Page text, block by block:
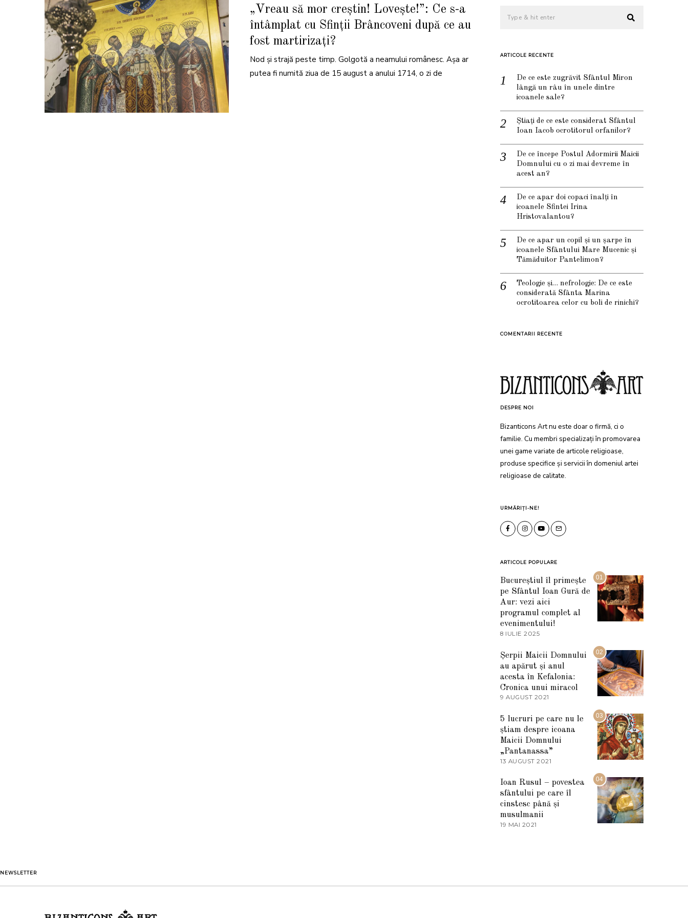
U
U
S
2
2
„Vreau să mor creştin! Loveşte!”: Ce s-a
întâmplat cu Sfinții Brâncoveni după ce au
fost martirizați?
Nod și strajă peste timp. Golgotă a neamului românesc. Așa ar
putea fi numită ziua de 15 august a anului 1714, o zi de
ARTICOLE RECENTE
De ce este zugrăvit Sfântul Miron
lângă un râu în unele dintre
icoanele sale?
Știați de ce este considerat Sfântul
Ioan Iacob ocrotitorul orfanilor?
De ce începe Postul Adormirii Maicii
Domnului cu o zi mai devreme în
acest an?
De ce apar doi copaci înalți în
icoanele Sfintei Irina
Hristovalantou?
De ce apar un copil și un șarpe în
icoanele Sfântului Mare Mucenic și
Tămăduitor Pantelimon?
Teologie și… nefrologie: De ce este
considerată Sfânta Marina
ocrotitoarea celor cu boli de rinichi?
COMENTARII RECENTE
DESPRE NOI
Bizanticons Art nu este doar o firmă, ci o
familie. Cu membri specializați în promovarea
unei game variate de articole religioase,
produse specifice și servicii în domeniul artei
religioase de calitate.
URMĂRIȚI-NE!
ARTICOLE POPULARE
01
Bucureștiul îl primește
pe Sfântul Ioan Gură de
Aur: vezi aici
programul complet al
evenimentului!
8 IULIE 2025
U
L
I
2
0
5
02
Șerpii Maicii Domnului
au apărut și anul
acesta în Kefalonia:
Cronica unui miracol
9 AUGUST 2021
A
R
T
I
2
2
2
03
5 lucruri pe care nu le
știam despre icoana
Maicii Domnului
„Pantanassa”
13 AUGUST 2021
U
G
U
S
04
Ioan Rusul – povestea
sfântului pe care îl
cinstesc până și
musulmanii
19 MAI 2021
NEWSLETTER